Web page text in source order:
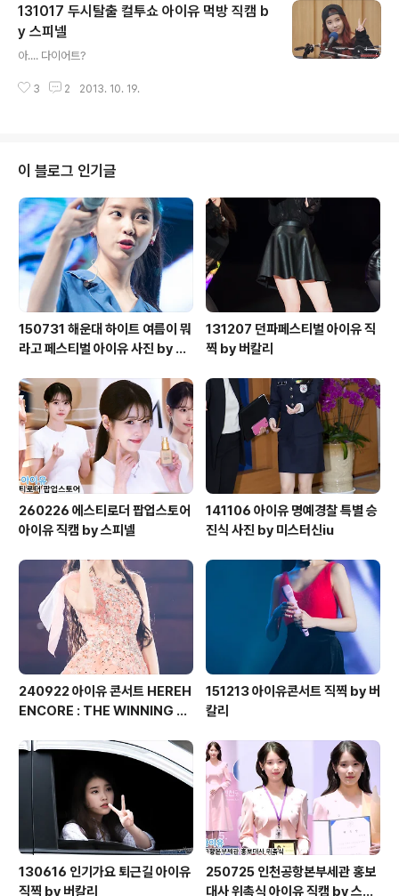
131017 두시탈출 컬투쇼 아이유 먹방 직캠 b
y 스피넬
아.... 다이어트?
3 2 2013. 10. 19.
이 블로그 인기글
150731 해운대 하이트 여름이 뭐
라고 페스티벌 아이유 사진 by 미
131207 던파페스티벌 아이유 직
찍 by 버칼리
260226 에스티로더 팝업스토어
아이유 직캠 by 스피넬
141106 아이유 명예경찰 특별 승
진식 사진 by 미스터신iu
240922 아이유 콘서트 HEREH
ENCORE : THE WINNING 직
151213 아이유콘서트 직찍 by 버
칼리
130616 인기가요 퇴근길 아이유
직찍 by 버칼리
250725 인천공항본부세관 홍보
대사 위촉식 아이유 직캠 by 스피